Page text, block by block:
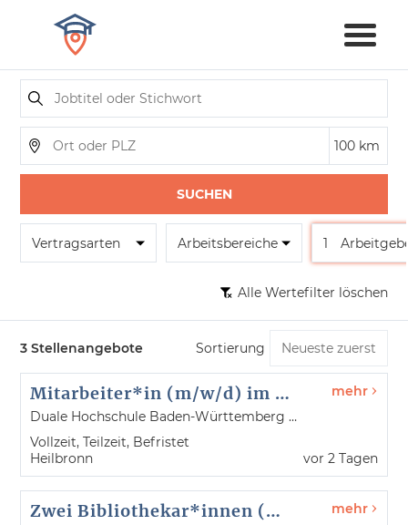
SUCHEN
Vertragsarten Arbeitsbereiche 1
Alle Wertefilter löschen
3 Stellenangebote Sortierung
Mitarbeiter*in (m/w/d) im Studiengangsekretariat für den Studiengang Soziale Arbeit
Duale Hochschule Baden-Württemberg Heilbronn
Vollzeit, Teilzeit, Befristet
Heilbronn
mehr
vor 2 Tagen
Zwei Bibliothekar*innen (m/w/d) im LIV-Projekt "Informationskompetenz neu denken" mehr